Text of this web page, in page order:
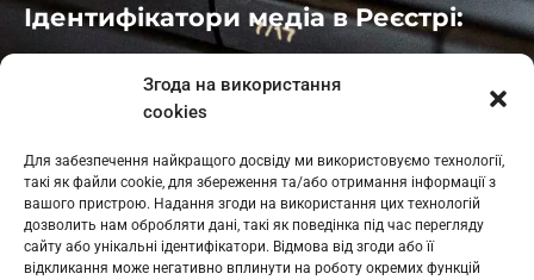
Згода на використання
cookies
Для забезпечення найкращого досвіду ми використовуємо технології,
такі як файли cookie, для збереження та/або отримання інформації з
вашого пристрою. Надання згоди на використання цих технологій
дозволить нам обробляти дані, такі як поведінка під час перегляду
сайту або унікальні ідентифікатори. Відмова від згоди або її
відкликання може негативно вплинути на роботу окремих функцій
Ідентифікатори медіа в Реєстрі:
: L11-01410
: L11-01801
Косів: L11-01805
Гарасимів: L11-02274